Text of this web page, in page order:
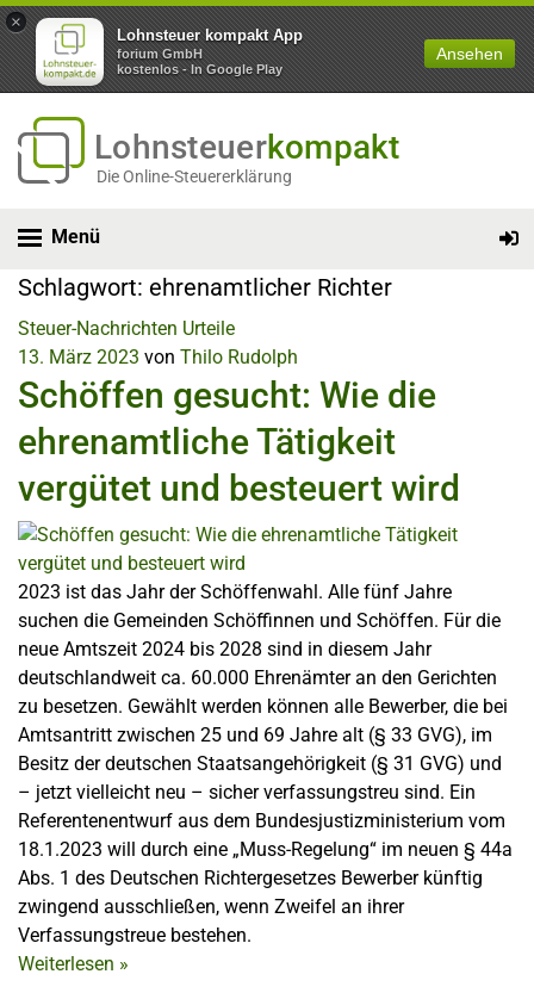
×
Lohnsteuer kompakt App
forium GmbH
kostenlos - In Google Play
Ansehen
Lohnsteuerkompakt
Die Online-Steuererklärung
Menü
Schlagwort: ehrenamtlicher Richter
Steuer-Nachrichten Urteile
13. März 2023 von Thilo Rudolph
Schöffen gesucht: Wie die
ehrenamtliche Tätigkeit
vergütet und besteuert wird
2023 ist das Jahr der Schöffenwahl. Alle fünf Jahre
suchen die Gemeinden Schöffinnen und Schöffen. Für die
neue Amtszeit 2024 bis 2028 sind in diesem Jahr
deutschlandweit ca. 60.000 Ehrenämter an den Gerichten
zu besetzen. Gewählt werden können alle Bewerber, die bei
Amtsantritt zwischen 25 und 69 Jahre alt (§ 33 GVG), im
Besitz der deutschen Staatsangehörigkeit (§ 31 GVG) und
– jetzt vielleicht neu – sicher verfassungstreu sind. Ein
Referentenentwurf aus dem Bundesjustizministerium vom
18.1.2023 will durch eine „Muss-Regelung“ im neuen § 44a
Abs. 1 des Deutschen Richtergesetzes Bewerber künftig
zwingend ausschließen, wenn Zweifel an ihrer
Verfassungstreue bestehen.
Weiterlesen »